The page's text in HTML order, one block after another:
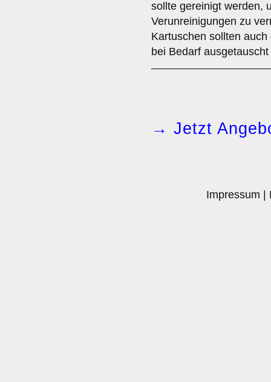
sollte gereinigt werden,
Verunreinigungen zu
Kartuschen sollten
bei Bedarf
→ Jetzt
Impressum